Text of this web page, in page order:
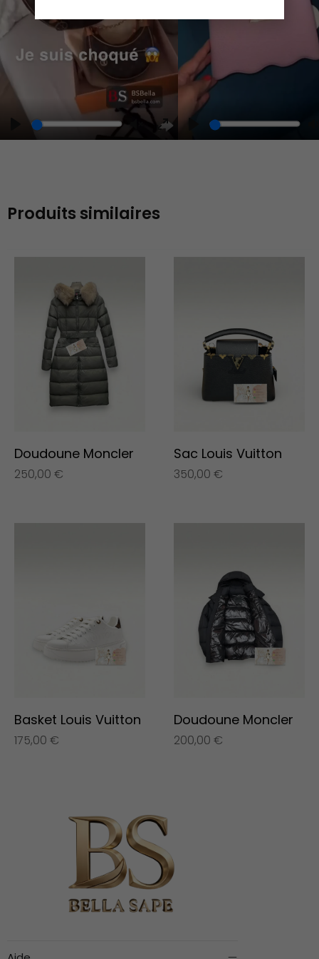
Play UnmuteEnter
Produits similaires
Doudoune Moncler
250,00 €
Sac Louis Vuitton
350,00 €
Basket Louis Vuitton
175,00 €
Doudoune Moncler
200,00 €